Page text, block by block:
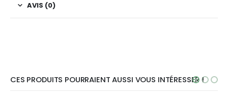
AVIS (0)
CES PRODUITS POURRAIENT AUSSI VOUS INTÉRESSER !